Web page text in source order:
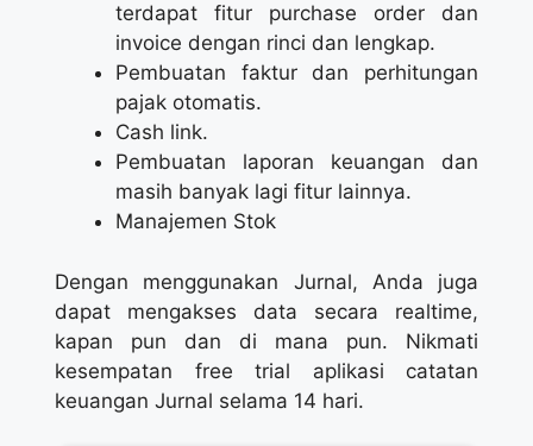
terdapat fitur purchase order dan
invoice dengan rinci dan lengkap.
Pembuatan faktur dan perhitungan
pajak otomatis.
Cash link.
Pembuatan laporan keuangan dan
masih banyak lagi fitur lainnya.
Manajemen Stok
Dengan menggunakan Jurnal, Anda juga
dapat mengakses data secara realtime,
kapan pun dan di mana pun. Nikmati
kesempatan free trial aplikasi catatan
keuangan Jurnal selama 14 hari.